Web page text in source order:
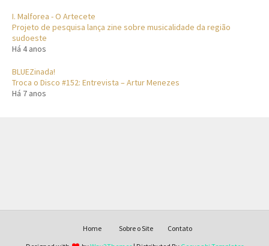
I. Malforea - O Artecete
Projeto de pesquisa lança zine sobre musicalidade da região
sudoeste
Há 4 anos
BLUEZinada!
Troca o Disco #152: Entrevista – Artur Menezes
Há 7 anos
Home Sobre o Site
Contato